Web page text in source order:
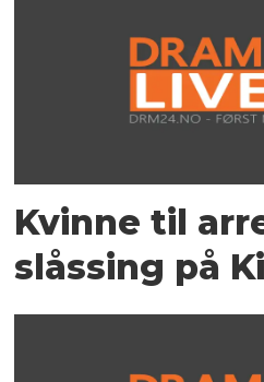
Kvinne til
slåssing på